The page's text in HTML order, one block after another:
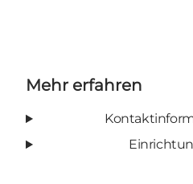
Mehr erfahren